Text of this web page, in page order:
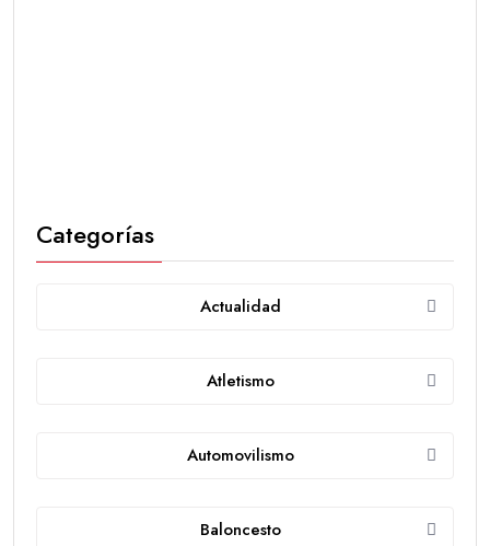
Categorías
Actualidad
Atletismo
Automovilismo
Baloncesto